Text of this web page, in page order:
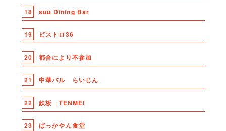
18 suu Dining Bar
19 ビストロ36
20 都合により不参加
21 中華バル らいじん
22 鉄板 TENMEI
23 ばっかやん食堂